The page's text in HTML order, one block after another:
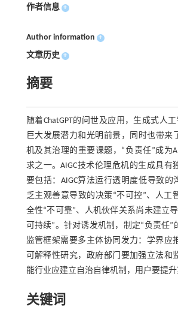
作者信息 +
Author information +
文章历史 +
摘要
随着ChatGPT的问世及应用，生成式人工
巨大发展潜力和光明前景，同时也带来
机及其治理的重要课题，“负责任”成为
求之一。AIGC技术伦理危机的生成具有
要包括：AIGC算法运行透明度低导致的
乏主观善意导致的决策“不可控”、人工
全性“不可靠”、人机伙伴关系尚未建立
可持续”。针对诱发机制，制定“负责任”
监管框架需要多主体协同发力：学界应
可解释性研究，政府部门要加强立法和
能行业应建立自治自律机制，用户要提升
关键词